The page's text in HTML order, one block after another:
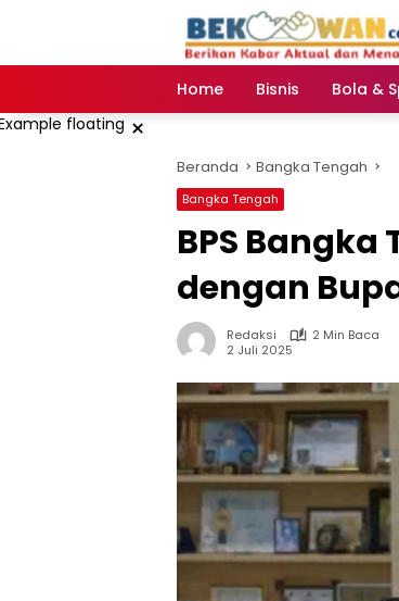
Home
Bisnis Bola &
×
Beranda Bangka Tengah
Bangka Tengah
‎BPS
dengan
Redaksi
2 Min Baca
2 Juli 2025